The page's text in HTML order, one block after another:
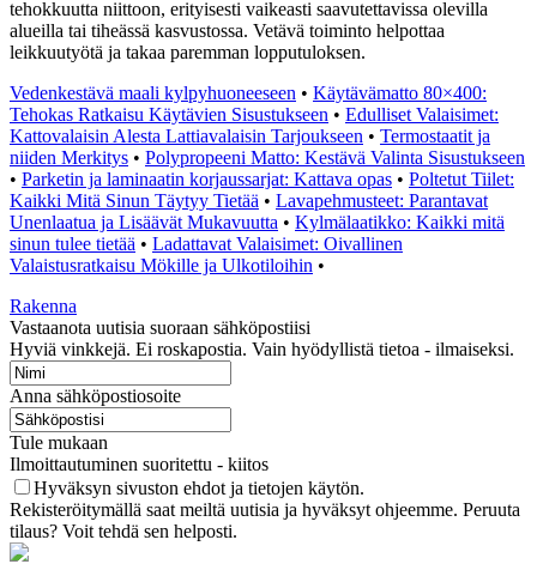
tehokkuutta niittoon, erityisesti vaikeasti saavutettavissa olevilla
alueilla tai tiheässä kasvustossa. Vetävä toiminto helpottaa
leikkuutyötä ja takaa paremman lopputuloksen.
Vedenkestävä maali kylpyhuoneeseen • Käytävämatto 80×400:
Tehokas Ratkaisu Käytävien Sisustukseen • Edulliset Valaisimet:
Kattovalaisin Alesta Lattiavalaisin Tarjoukseen • Termostaatit ja
niiden Merkitys • Polypropeeni Matto: Kestävä Valinta Sisustukseen
• Parketin ja laminaatin korjaussarjat: Kattava opas • Poltetut Tiilet:
Kaikki Mitä Sinun Täytyy Tietää • Lavapehmusteet: Parantavat
Unenlaatua ja Lisäävät Mukavuutta • Kylmälaatikko: Kaikki mitä
sinun tulee tietää • Ladattavat Valaisimet: Oivallinen
Valaistusratkaisu Mökille ja Ulkotiloihin •
Rakenna
Vastaanota uutisia suoraan sähköpostiisi
Hyviä vinkkejä. Ei roskapostia. Vain hyödyllistä tietoa - ilmaiseksi.
Anna sähköpostiosoite
Tule mukaan
Ilmoittautuminen suoritettu - kiitos
Hyväksyn sivuston ehdot ja tietojen käytön.
Rekisteröitymällä saat meiltä uutisia ja hyväksyt ohjeemme. Peruuta
tilaus? Voit tehdä sen helposti.